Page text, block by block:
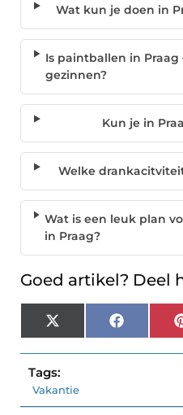
Wat kun je doen in
Is paintballen in
gezinnen?
Kun je in
Welke
Wat is een leuk plan
in Praag?
Goed artikel? Deel
X
(Twitter)
Facebook
Tags:
Vakantie